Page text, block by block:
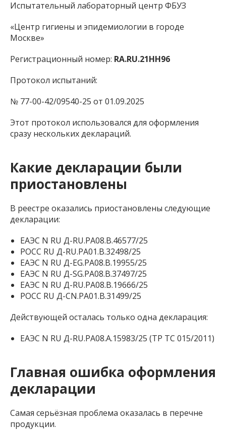
Испытательный лабораторный центр ФБУЗ
«Центр гигиены и эпидемиологии в городе
Москве»
Регистрационный номер: RA.RU.21НН96
Протокол испытаний:
№ 77-00-42/09540-25 от 01.09.2025
Этот протокол использовался для оформления
сразу нескольких деклараций.
Какие декларации были
приостановлены
В реестре оказались приостановлены следующие
декларации:
ЕАЭС N RU Д-RU.РА08.В.46577/25
РОСС RU Д-RU.РА01.В.32498/25
ЕАЭС N RU Д-EG.РА08.В.19955/25
ЕАЭС N RU Д-SG.РА08.В.37497/25
ЕАЭС N RU Д-RU.РА08.В.19666/25
РОСС RU Д-CN.РА01.В.31499/25
Действующей осталась только одна декларация:
ЕАЭС N RU Д-RU.РА08.А.15983/25 (ТР ТС 015/2011)
Главная ошибка оформления
декларации
Самая серьёзная проблема оказалась в перечне
продукции.